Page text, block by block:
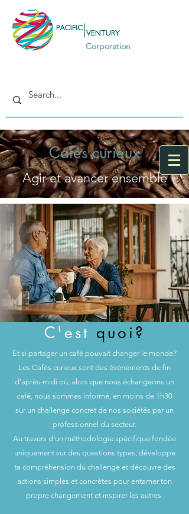
Corporation
Cafés curieux
Agir et avancer ensemble
C'est quoi?
Et si partager un café pouvait changer le monde?
Les Cafés curieux sont des événements de fin
d'après-midi où, alors que nous échangeons un
café, nous sommes informé, en moins de 1h30
sur un challenge concret de nos sociétés par un
professionnel du secteur.
Au travers d'un méthodologie spécifique fondée
uniquement sur des questions types, développe
ta compréhension du challenge et découvredes
actions simples et concrètes pour entamer ton
propre changement et inspirer les autres.